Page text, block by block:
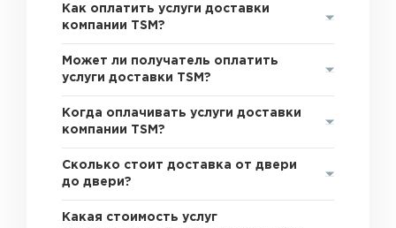
Как оплатить услуги доставки
компании TSM?
Может ли получатель оплатить
услуги доставки TSM?
Когда оплачивать услуги доставки
компании TSM?
Сколько стоит доставка от двери
до двери?
Какая стоимость услуг